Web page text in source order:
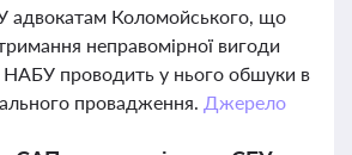
адвокатам Коломойського, що
неправомірної вигоди
проводить у нього обшуки в
провадження. Джерело